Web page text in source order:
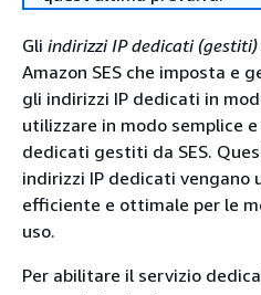
Gli indirizzi IP dedicati (gestiti)
Amazon SES che imposta e
gli indirizzi IP dedicati in
utilizzare in modo semplice
dedicati gestiti da SES.
indirizzi IP dedicati vengano
efficiente e ottimale per le
uso.
Per abilitare il servizio